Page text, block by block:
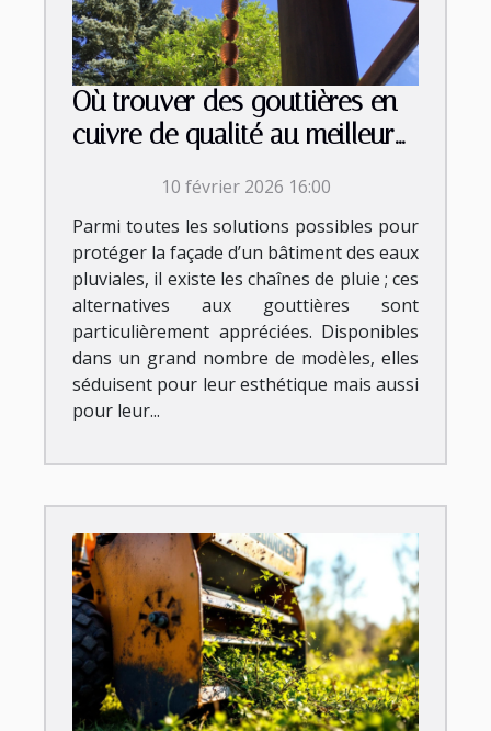
Où trouver des gouttières en
cuivre de qualité au meilleur
10 février 2026 16:00
Parmi toutes les solutions possibles pour
protéger la façade d’un bâtiment des eaux
pluviales, il existe les chaînes de pluie ; ces
alternatives aux gouttières sont
particulièrement appréciées. Disponibles
dans un grand nombre de modèles, elles
séduisent pour leur esthétique mais aussi
pour leur...